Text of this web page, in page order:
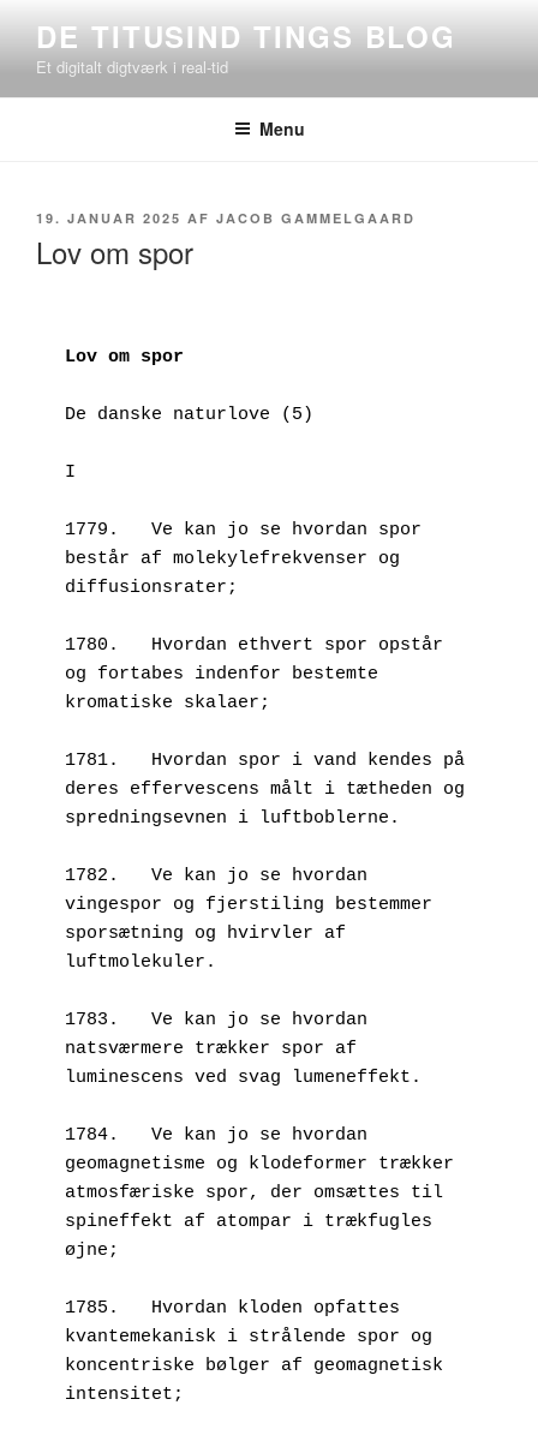
indhold
DE TITUSIND TINGS BLOG
Et digitalt digtværk i real-tid
Menu
UDGIVET
19. JANUAR 2025 AF JACOB GAMMELGAARD
Lov om spor
Lov om spor
De danske naturlove (5)
I
1779.	Ve kan jo se hvordan spor
består af molekylefrekvenser og
diffusionsrater;
1780.	Hvordan ethvert spor opstår
og fortabes indenfor bestemte
kromatiske skalaer;
1781.	Hvordan spor i vand kendes på
deres effervescens målt i tætheden og
spredningsevnen i luftboblerne.
1782.	Ve kan jo se hvordan
vingespor og fjerstiling bestemmer
sporsætning og hvirvler af
luftmolekuler.
1783.	Ve kan jo se hvordan
natsværmere trækker spor af
luminescens ved svag lumeneffekt.
1784.	Ve kan jo se hvordan
geomagnetisme og klodeformer trækker
atmosfæriske spor, der omsættes til
spineffekt af atompar i trækfugles
øjne;
1785.	Hvordan kloden opfattes
kvantemekanisk i strålende spor og
koncentriske bølger af geomagnetisk
intensitet;